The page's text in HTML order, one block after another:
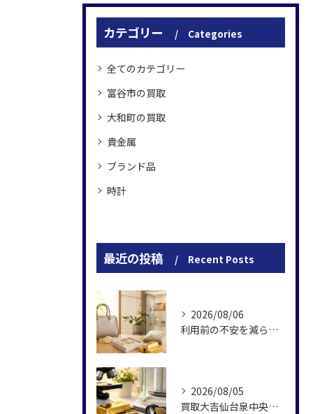
カテゴリー Categories
全てのカテゴリー
富谷市の買取
大和町の買取
貴金属
ブランド品
時計
最近の投稿 Recent Posts
2026/08/06
利用前の不安を減らす買取大吉仙台泉中央店の強み
2026/08/05
買取大吉仙台泉中央店の金査定を支える専門性